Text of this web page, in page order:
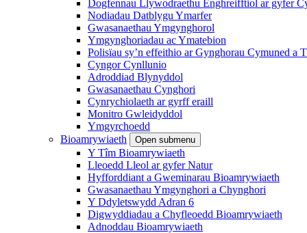
Dogfennau Llywodraethu Enghreifftiol ar gyfer
Nodiadau Datblygu Ymarfer
Gwasanaethau Ymgynghorol
Ymgynghoriadau ac Ymatebion
Polisïau sy’n effeithio ar Gynghorau Cymuned a
Cyngor Cynllunio
Adroddiad Blynyddol
Gwasanaethau Cynghori
Cynrychiolaeth ar gyrff eraill
Monitro Gwleidyddol
Ymgyrchoedd
Bioamrywiaeth
Open submenu
Y Tîm Bioamrywiaeth
Lleoedd Lleol ar gyfer Natur
Hyfforddiant a Gweminarau Bioamrywiaeth
Gwasanaethau Ymgynghori a Chynghori
Y Ddyletswydd Adran 6
Digwyddiadau a Chyfleoedd Bioamrywiaeth
Adnoddau Bioamrywiaeth